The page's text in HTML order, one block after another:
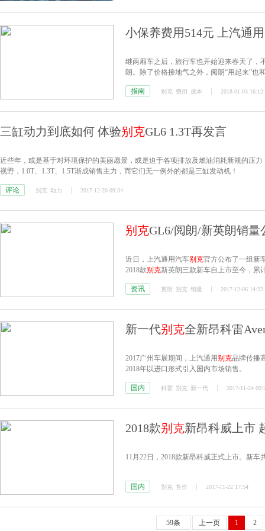
小保养费用514元 上汽通用
继两厢车之后，旅行车也开始迎来春天了，
朗。除了价格接地气之外，阅朗“用起来”也
指南
别克 费用 成本 2018-01-03 16:12
三缸动力到底如何 体验别克GL6 1.3T再发言
近些年，或是基于对环境保护的美丽愿景，或是迫于各项排放及燃油消耗新规的压
视野，1.0T、1.3T、1.5T渐成销售主力，而它们无一例外的都是三缸发动机！
评论 别克 动力 2017-12-20 09:34
别克GL6/阅朗/新英朗销量
近日，上汽通用汽车别克官方公布了一组新
2018款别克新英朗三款新车自上市至今，累
资讯
英朗 别克 销量 2017-12-06 14:23
新一代别克全新昂科雷
2017广州车展期间，上汽通用别克品牌传播
2018年以进口形式引入国内市场销售。
国内 科雷 别克 新一代 2017-11-24
2018款别克新昂科威上市
11月22日，2018款新昂科威正式上市。新车
国内 别克 售价 2017-11-22 17:54
59条 上一页 1 2